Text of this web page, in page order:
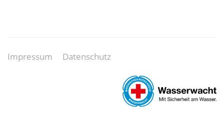
Impressum Datenschutz